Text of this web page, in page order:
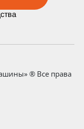
® Все права